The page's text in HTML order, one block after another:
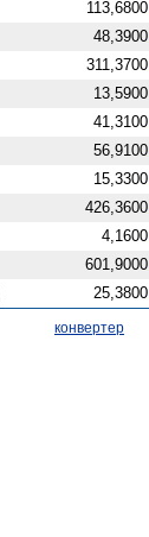
113,6800
48,3900
311,3700
13,5900
41,3100
56,9100
15,3300
426,3600
4,1600
601,9000
25,3800
конвертер